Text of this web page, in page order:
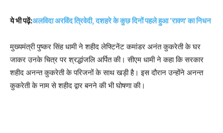
ये भी पढ़ें:अलविदा अरविंद त्रिवेदी, दशहरे के कुछ दिनों पहले हुआ ‘रावण’ का निधन
मुख्यमंत्री पुष्कर सिंह धामी ने शहीद लेफ्टिनेंट कमांडर अनंत कुकरेती के घर
जाकर उनके चित्र पर श्रद्धांजलि अर्पित की। सीएम धामी ने कहा कि सरकार
शहीद अनन्त कुकरेती के परिजनों के साथ खड़ी है। इस दौरान उन्होंने अनन्त
कुकरेती के नाम से शहीद द्वार बनने की भी घोषणा की।